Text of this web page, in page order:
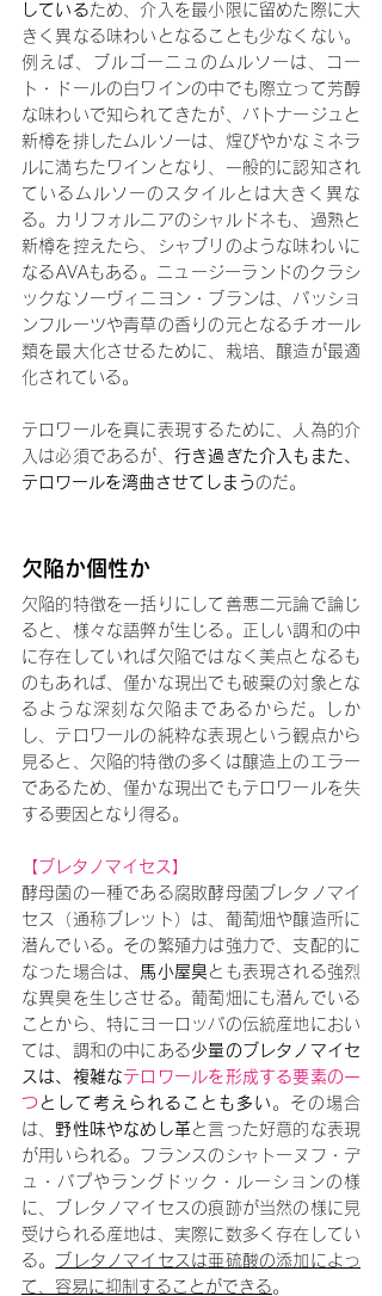
しているため、介入を最小限に留めた際に大
きく異なる味わいとなることも少なくない。
例えば、ブルゴーニュのムルソーは、コー
ト・ドールの白ワインの中でも際立って芳醇
な味わいで知られてきたが、バトナージュと
新樽を排したムルソーは、煌びやかなミネラ
ルに満ちたワインとなり、一般的に認知され
ているムルソーのスタイルとは大きく異な
る。カリフォルニアのシャルドネも、過熟と
新樽を控えたら、シャブリのような味わいに
なるAVAもある。ニュージーランドのクラシ
ックなソーヴィニヨン・ブランは、パッショ
ンフルーツや青草の香りの元となるチオール
類を最大化させるために、栽培、醸造が最適
化されている。
テロワールを真に表現するために、人為的介
入は必須であるが、 行き過ぎた介入もまた、
テロワールを湾曲させてしまう のだ。
欠陥か個性か
欠陥的特徴を一括りにして善悪二元論で論じ
ると、様々な語弊が生じる。正しい調和の中
に存在していれば欠陥ではなく美点となるも
のもあれば、僅かな現出でも破棄の対象とな
るような深刻な欠陥まであるからだ。しか
し、テロワールの純粋な表現という観点から
見ると、欠陥的特徴の多くは醸造上のエラー
であるため、僅かな現出でもテロワールを失
する要因となり得る。
【ブレタノマイセス】
酵母菌の一種である腐敗酵母菌ブレタノマイ
セス（通称ブレット）は、葡萄畑や醸造所に
潜んでいる。その繁殖力は強力で、支配的に
なった場合は、
馬小屋臭 とも表現される強烈
な異臭を生じさせる。葡萄畑にも潜んでいる
ことから、特にヨーロッパの伝統産地におい
ては、調和の中にある少量のブレタノマイセ
スは、複雑なテロワールを形成する要素の一
つ として考えられることも多い 。その場合
は、 野性味やなめし革 と言った好意的な表現
が用いられる。フランスのシャトーヌフ・デ
ュ・パプやラングドック・ルーションの様
に、ブレタノマイセスの痕跡が当然の様に見
受けられる産地は、実際に数多く存在してい
る。 ブレタノマイセスは亜硫酸の添加によっ
て、容易に抑制することができる。